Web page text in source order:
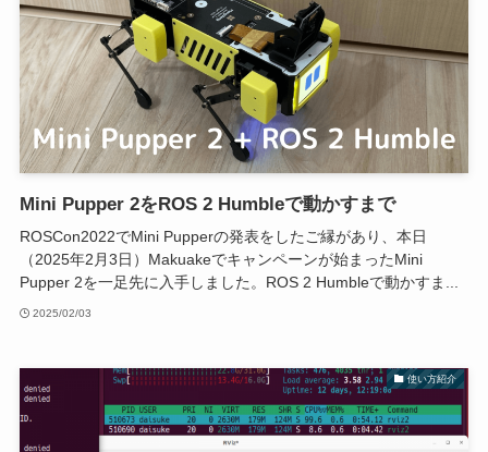
Mini Pupper 2をROS 2 Humbleで動かすまで
ROSCon2022でMini Pupperの発表をしたご縁があり、本日
（2025年2月3日）Makuakeでキャンペーンが始まったMini
Pupper 2を一足先に入手しました。ROS 2 Humbleで動かすま...
2025/02/03
使い方紹介